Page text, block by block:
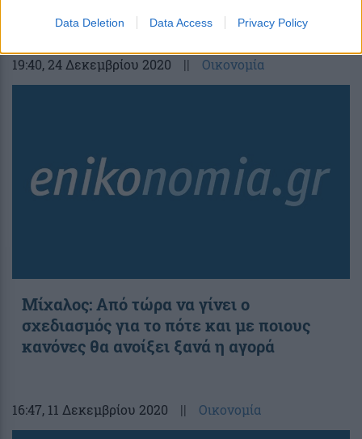
Data Deletion Data Access Privacy Policy
19:40, 24 Δεκεμβρίου 2020 || Οικονομία
Μίχαλος: Από τώρα να γίνει ο
σχεδιασμός για το πότε και με ποιους
κανόνες θα ανοίξει ξανά η αγορά
16:47, 11 Δεκεμβρίου 2020 || Οικονομία